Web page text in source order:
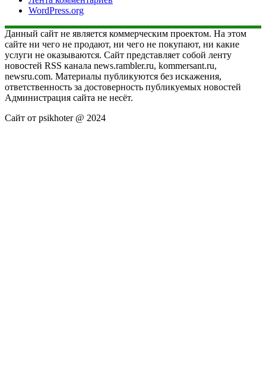
WordPress.org
Данный сайт не является коммерческим проектом. На этом
сайте ни чего не продают, ни чего не покупают, ни какие
услуги не оказываются. Сайт представляет собой ленту
новостей RSS канала news.rambler.ru, kommersant.ru,
newsru.com. Материалы публикуются без искажения,
ответственность за достоверность публикуемых новостей
Администрация сайта не несёт.
Сайт от psikhoter @ 2024